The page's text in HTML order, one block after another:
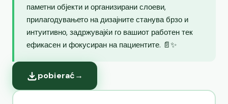
паметни објекти и организирани слоеви,
прилагодувањето на дизајните станува брзо и
интуитивно, задржувајќи го вашиот работен тек
ефикасен и фокусиран на пациентите. 📄✨
pobierać→